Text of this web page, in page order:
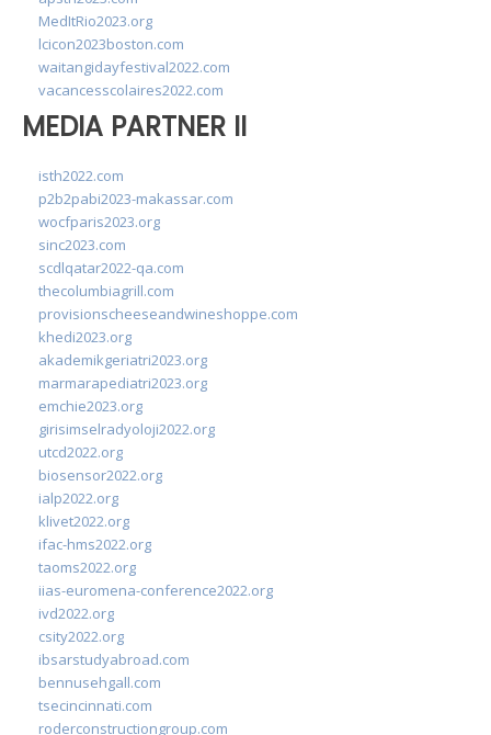
MedItRio2023.org
lcicon2023boston.com
waitangidayfestival2022.com
vacancesscolaires2022.com
MEDIA PARTNER II
isth2022.com
p2b2pabi2023-makassar.com
wocfparis2023.org
sinc2023.com
scdlqatar2022-qa.com
thecolumbiagrill.com
provisionscheeseandwineshoppe.com
khedi2023.org
akademikgeriatri2023.org
marmarapediatri2023.org
emchie2023.org
girisimselradyoloji2022.org
utcd2022.org
biosensor2022.org
ialp2022.org
klivet2022.org
ifac-hms2022.org
taoms2022.org
iias-euromena-conference2022.org
ivd2022.org
csity2022.org
ibsarstudyabroad.com
bennusehgall.com
tsecincinnati.com
roderconstructiongroup.com